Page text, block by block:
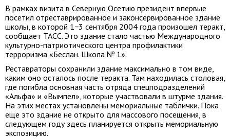
В рамках визита в Северную Осетию президент впервые
посетил отреставрированное и законсервированное здание
школы, в которой 1−3 сентября 2004 года произошел теракт,
сообщает ТАСС. Это здание стало частью Международного
культурно-патриотического центра профилактики
терроризма «Беслан. Школа № 1».
Реставраторы сохранили здание максимально в том виде,
каким оно осталось после теракта. Там находилась столовая,
где погибла основная часть отряда спецподразделений
«Альфа» и «Вымпел», которые участвовали в штурме здания.
На этих местах установлены мемориальные таблички. Пока
еще это здание не открыто для массового посещения, в
следующем году здесь планируется открыть мемориальную
экспозицию.